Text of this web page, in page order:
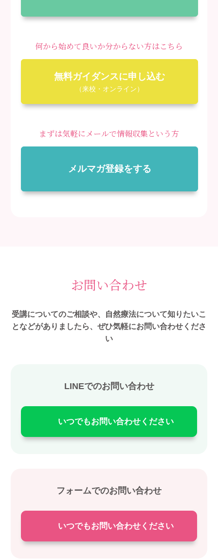
何から始めて良いか分からない方はこちら
無料ガイダンスに申し込む
（来校・オンライン）
まずは気軽にメールで情報収集という方
メルマガ登録をする
お問い合わせ
受講についてのご相談や、自然療法について知りたいこ
となどがありましたら、ぜひ気軽にお問い合わせくださ
い
LINEでのお問い合わせ
いつでもお問い合わせください
フォームでのお問い合わせ
いつでもお問い合わせください